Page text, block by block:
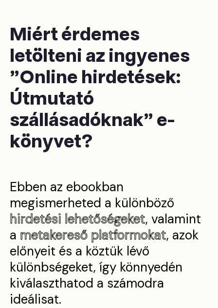
Miért érdemes
letölteni az ingyenes
"Online hirdetések:
Útmutató
szállásadóknak" e-
könyvet?
Ebben az ebookban
megismerheted a különböző
hirdetési lehetőségeket, valamint
a metakereső platformokat, azok
előnyeit és a köztük lévő
különbségeket, így könnyedén
kiválaszthatod a számodra
ideálisat.